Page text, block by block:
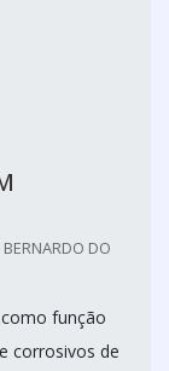
DO
função
corrosivos de